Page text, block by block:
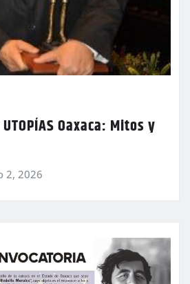
UTOPÍAS Oaxaca: Mitos y
2, 2026